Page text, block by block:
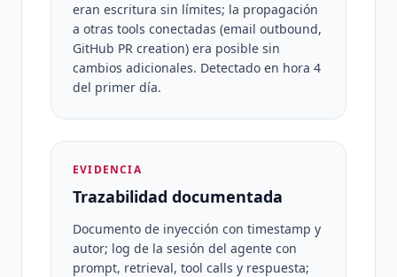
eran escritura sin límites; la propagación
a otras tools conectadas (email outbound,
GitHub PR creation) era posible sin
cambios adicionales. Detectado en hora 4
del primer día.
EVIDENCIA
Trazabilidad documentada
Documento de inyección con timestamp y
autor; log de la sesión del agente con
prompt, retrieval, tool calls y respuesta;